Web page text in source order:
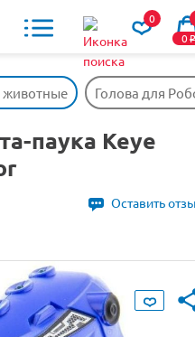
0
0o
животные Голова для
паука Keye
Оставить